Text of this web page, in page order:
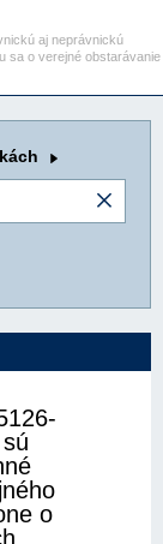
aj neprávnickú
sa o verejné obstarávanie
o